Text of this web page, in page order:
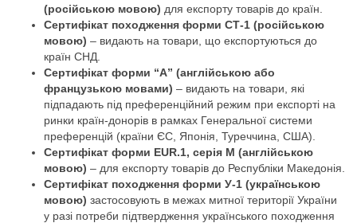
(російською мовою) для експорту товарів до країн.
Сертифікат походження форми СТ-1 (російською
мовою) – видають на товари, що експортуються до
країн СНД.
Сертифікат форми “А” (англійською або
французькою мовами) – видають на товари, які
підпадають під преференційний режим при експорті на
ринки країн-донорів в рамках Генеральної системи
преференцій (країни ЄС, Японія, Туреччина, США).
Сертифікат форми EUR.1, серія М (англійською
мовою) – для експорту товарів до Республіки Македонія.
Сертифікат походження форми У-1 (українською
мовою) застосовують в межах митної території України
у разі потреби підтвердження українського походження